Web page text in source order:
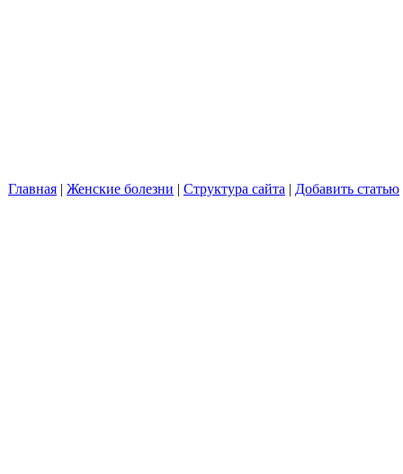
Главная | Женские болезни | Структура сайта | Добавить статью